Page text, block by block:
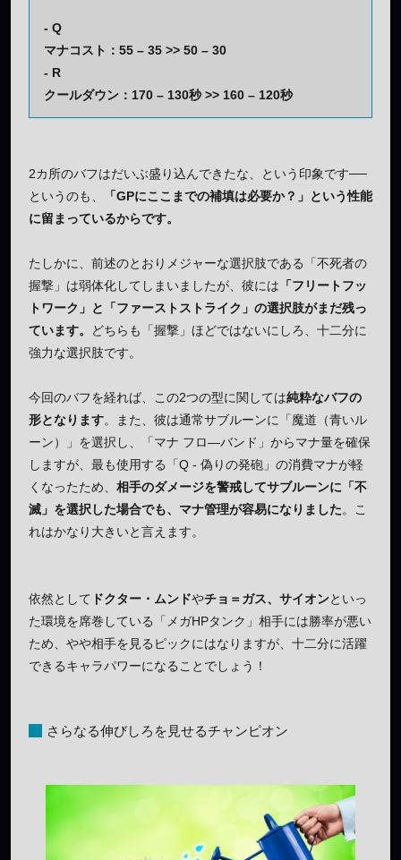
- Q
マナコスト：55 – 35 >> 50 – 30
- R
クールダウン：170 – 130秒 >> 160 – 120秒
2カ所のバフはだいぶ盛り込んできたな、という印象です──
というのも、
「GPにここまでの補填は必要か？」という性能
に留まっているからです。
たしかに、前述のとおりメジャーな選択肢である「不死者の
握撃」は弱体化してしまいましたが、彼には 「フリートフッ
トワーク」と「ファーストストライク」の選択肢がまだ残っ
ています。
どちらも「握撃」ほどではないにしろ、十二分に
強力な選択肢です。
今回のバフを経れば、この2つの型に関しては純粋なバフの
形となります。また、彼は通常サブルーンに「魔道（青いル
ーン）」を選択し、「マナ フロ―バンド」からマナ量を確保
しますが、最も使用する「Q - 偽りの発砲」の消費マナが軽
くなったため、 相手のダメージを警戒してサブルーンに「不
滅」を選択した場合でも、マナ管理が容易になりました。こ
れはかなり大きいと言えます。
依然として ドクター・ムンドやチョ＝ガス、サイオンといっ
た環境を席巻している「メガHPタンク」相手には勝率が悪い
ため、やや相手を見るピックにはなりますが、十二分に活躍
できるキャラパワーになることでしょう！
さらなる伸びしろを見せるチャンピオン